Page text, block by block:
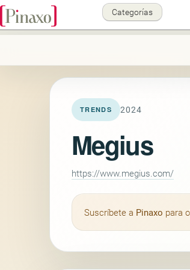
Categorías
TRENDS 2024
Megius
https://www.megius.com/
Suscríbete a Pinaxo para